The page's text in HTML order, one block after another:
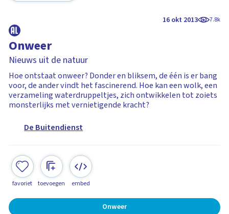
16 okt 2013 7.8k
Onweer
Nieuws uit de natuur
Hoe ontstaat onweer? Donder en bliksem, de één is er bang
voor, de ander vindt het fascinerend. Hoe kan een wolk, een
verzameling waterdruppeltjes, zich ontwikkelen tot zoiets
monsterlijks met vernietigende kracht?
De Buitendienst
favoriet toevoegen embed
Onweer